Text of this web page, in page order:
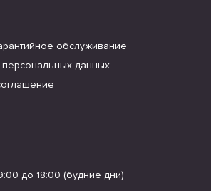
обслуживание
данных
до 18:00 (будние дни)